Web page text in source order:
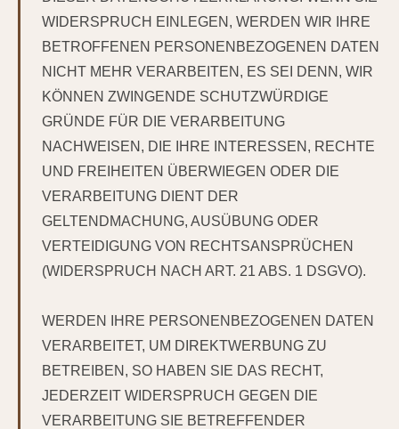
WIDERSPRUCH EINLEGEN, WERDEN WIR IHRE
BETROFFENEN PERSONENBEZOGENEN DATEN
NICHT MEHR VERARBEITEN, ES SEI DENN, WIR
KÖNNEN ZWINGENDE SCHUTZWÜRDIGE
GRÜNDE FÜR DIE VERARBEITUNG
NACHWEISEN, DIE IHRE INTERESSEN, RECHTE
UND FREIHEITEN ÜBERWIEGEN ODER DIE
VERARBEITUNG DIENT DER
GELTENDMACHUNG, AUSÜBUNG ODER
VERTEIDIGUNG VON RECHTSANSPRÜCHEN
(WIDERSPRUCH NACH ART. 21 ABS. 1 DSGVO).
WERDEN IHRE PERSONENBEZOGENEN DATEN
VERARBEITET, UM DIREKTWERBUNG ZU
BETREIBEN, SO HABEN SIE DAS RECHT,
JEDERZEIT WIDERSPRUCH GEGEN DIE
VERARBEITUNG SIE BETREFFENDER